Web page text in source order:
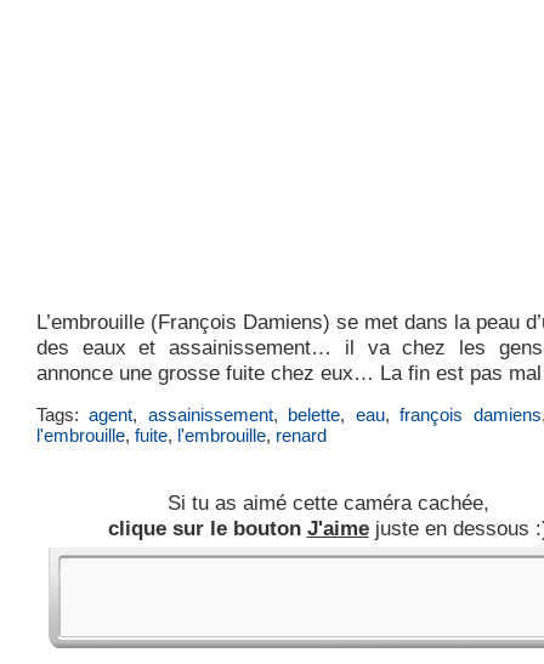
L’embrouille (François Damiens) se met dans la peau
des eaux et assainissement… il va chez les
annonce une grosse fuite chez eux… La fin est pas
Tags:agent, assainissement, belette, eau,françois damiens
l'embrouille, fuite, l'embrouille, renard
Si tu as aimé cette caméra cachée,
clique sur le bouton J'aimejuste en dessous